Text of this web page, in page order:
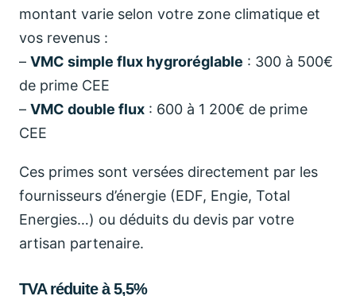
montant varie selon votre zone climatique et
vos revenus :
– VMC simple flux hygroréglable : 300 à 500€
de prime CEE
– VMC double flux : 600 à 1 200€ de prime
CEE
Ces primes sont versées directement par les
fournisseurs d’énergie (EDF, Engie, Total
Energies…) ou déduits du devis par votre
artisan partenaire.
TVA réduite à 5,5%